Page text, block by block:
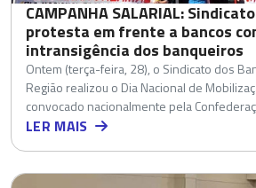
CAMPANHA SALARIAL:
protesta em frente a bancos
intransigência dos banqueiros
Ontem (terça-feira, 28), o Sindicato dos
Região realizou o Dia Nacional de
convocado nacionalmente pela
LER MAIS